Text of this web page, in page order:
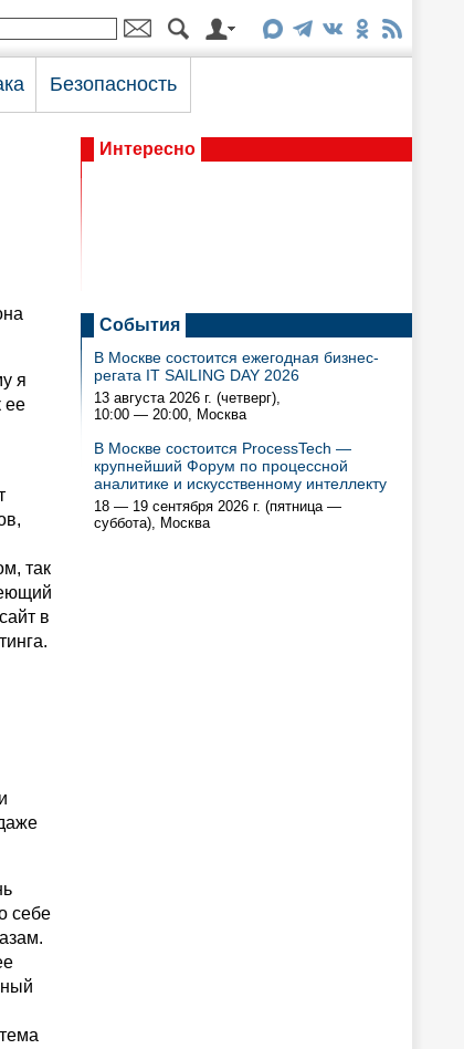
Безопасность
я
ее
так
в
себе
Интересно
События
В Москве состоится ежегодная бизнес-
регата IT SAILING DAY 2026
13 августа 2026 г. (четверг),
10:00 — 20:00, Москва
В Москве состоится ProcessTech —
крупнейший Форум по процессной
аналитике и искусственному интеллекту
18 — 19 сентября 2026 г. (пятница —
суббота), Москва